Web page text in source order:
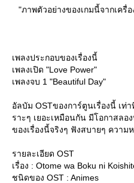
"ภาพตัวอย่างของเกมนี้จากเครื่
เพลงประกอบของเรื่องนี้
เพลงเปิด "Love Power"
เพลงจบ 1 "Beautiful Day"
อัลบัม OSTของการ์ตูนเรื่องนี้ เ
ราะๆ เยอะเหมือนกัน มีโอกาสลอ
ของเรื่องนี้จริงๆ ฟังสบายๆ ควา
รายละเอียด OST
เรื่อง : Otome wa Boku ni
ชนิดของ OST : Animes